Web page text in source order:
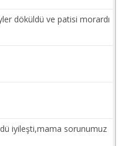
döküldü ve patisi morardı
iyileşti,mama sorunumuz